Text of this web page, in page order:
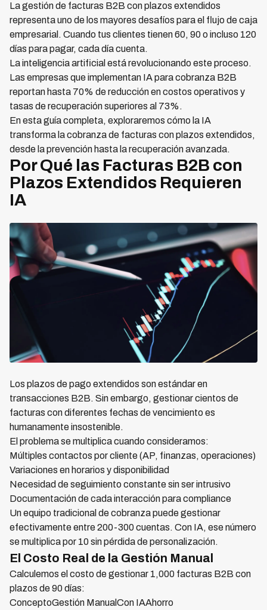
La gestión de facturas B2B con plazos extendidos
representa uno de los mayores desafíos para el flujo de caja
empresarial. Cuando tus clientes tienen 60, 90 o incluso 120
días para pagar, cada día cuenta.
La inteligencia artificial está revolucionando este proceso.
Las empresas que implementan IA para cobranza B2B
reportan hasta 70% de reducción en costos operativos y
tasas de recuperación superiores al 73%.
En esta guía completa, exploraremos cómo la IA
transforma la cobranza de facturas con plazos extendidos,
desde la prevención hasta la recuperación avanzada.
Por Qué las Facturas B2B con
Plazos Extendidos Requieren
IA
Los plazos de pago extendidos son estándar en
transacciones B2B. Sin embargo, gestionar cientos de
facturas con diferentes fechas de vencimiento es
humanamente insostenible.
El problema se multiplica cuando consideramos:
Múltiples contactos por cliente (AP, finanzas, operaciones)
Variaciones en horarios y disponibilidad
Necesidad de seguimiento constante sin ser intrusivo
Documentación de cada interacción para compliance
Un equipo tradicional de cobranza puede gestionar
efectivamente entre 200-300 cuentas. Con IA, ese número
se multiplica por 10 sin pérdida de personalización.
El Costo Real de la Gestión Manual
Calculemos el costo de gestionar 1,000 facturas B2B con
plazos de 90 días:
ConceptoGestión ManualCon IAAhorro